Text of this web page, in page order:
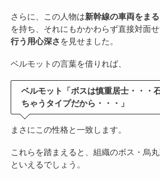
さらに、この人物は新幹線の車両をま
を持ち、それにもかかわらず直接対面せ
行う用心深さを見せました。
ベルモットの言葉を借りれば、
ベルモット「ボスは慎重居士・・・
ちゃうタイプだから・・・」
まさにこの性格と一致します。
これらを踏まえると、組織のボス・烏
といえるでしょう。